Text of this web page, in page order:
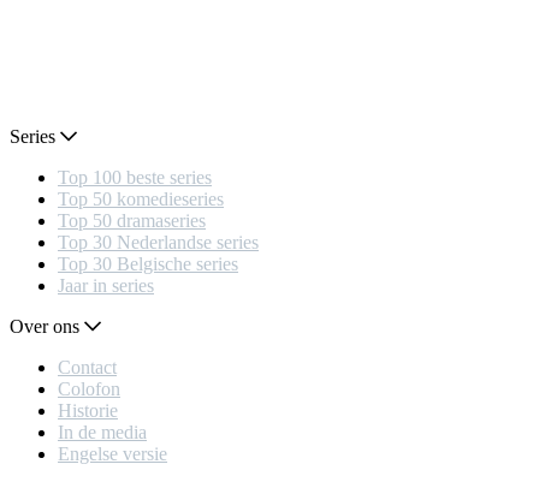
Series
Top 100 beste series
Top 50 komedieseries
Top 50 dramaseries
Top 30 Nederlandse series
Top 30 Belgische series
Jaar in series
Over ons
Contact
Colofon
Historie
In de media
Engelse versie